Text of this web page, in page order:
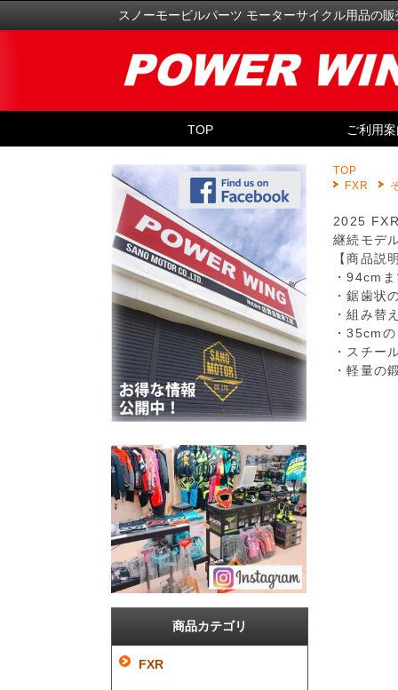
スノーモービルパーツ モーターサイクル用品の販
TOP ご利用
TOP
FXR
2025
継続モデ
【商品説
・94cm
・鋸歯状
・組み替
・35cm
・スチー
・軽量の
商品カテゴリ
FXR